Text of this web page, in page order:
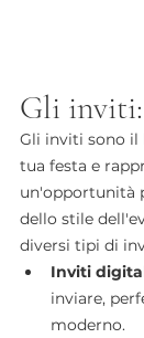
Gli inviti:
Gli inviti sono il
tua festa e
un'opportunità
dello stile
diversi tipi di
Inviti
inviare,
moderno.